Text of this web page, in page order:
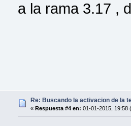
a la rama 3.17 ,
Re: Buscando la activacion de la
« Respuesta #4 en: 01-01-2015, 19:58